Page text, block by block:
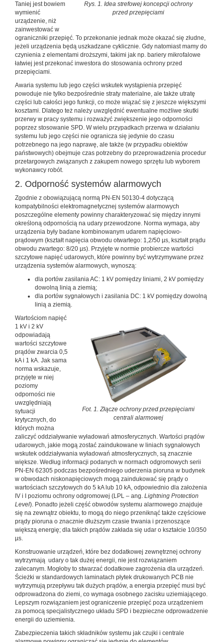
Rys. 1. Idea strefowej koncepcji ochrony
przed przepięciami
Taniej jest bowiem
wymienić
urządzenie, niż
zainwestować w
ograniczniki przepięć. To przekonanie jednak może okazać się złudne,
jeżeli urządzenia będą uszkadzane cyklicznie. Gdy natomiast mamy do
czynienia z elementami droższymi, takimi jak np. bariery mikrofalowe
łatwiej jest przekonać inwestora do stosowania ochrony przed
przepięciami.
Awaria systemu lub jego części wskutek wystąpienia przepięć
powoduje nie tylko bezpośrednie straty materialne, ale także utratę
części lub całości jego funkcji, co może wiązać się z jeszcze większymi
kosztami. Dlatego też należy uwzględnić ewentualne możliwe skutki
przerwy w pracy systemu i rozważyć zwiększenie jego odporności
poprzez stosowanie SPD. W wielu przypadkach przerwa w działaniu
systemu lub jego części nie ogranicza się jedynie do czasu
potrzebnego na jego naprawę, ale także (w przypadku obiektów
państwowych) obejmuje czas potrzebny do przeprowadzenia procedur
przetargowych związanych z zakupem nowego sprzętu lub wyborem
wykonawcy robót.
2. Odporność systemów alarmowych
Zgodnie z obowiązującą normą PN-EN 50130-4 dotyczącą
kompatybilności elektromagnetycznej systemów alarmowych
poszczególne elementy powinny charakteryzować się między innymi
określoną odpornością na udary przewodzone. Norma wymaga, aby
urządzenia były badane kombinowanym udarem napięciowo-
prądowym (kształt napięcia obwodu otwartego: 1,2/50 µs, kształt prądu
obwodu zwartego: 8/20 µs). Przyjęte w normie probiercze wartości
szczytowe napięć udarowych, które powinny być wytrzymywane przez
urządzenia systemów alarmowych, wynoszą:
dla portów zasilania AC: 1 kV pomiędzy liniami, 2 kV pomiędzy
dowolną linią a ziemią;
dla portów sygnałowych i zasilania DC: 1 kV pomiędzy dowolną
linią a ziemią.
Fot. 1. Złącze ochrony przed przepięciami
centrali alarmowej
Wartościom napięć
1 kV i 2 kV
odpowiadają
wartości szczytowe
prądów zwarcia 0,5
kA i 1 kA. Jak sama
norma wskazuje,
przyjęte w niej
poziomy
odporności nie
uwzględniają
sytuacji
krytycznych, do
których można
zaliczyć oddziaływanie wyładowań atmosferycznych. Wartości prądów
udarowych, jakie mogą zostać zaindukowane w liniach sygnałowych
wskutek oddziaływania wyładowań atmosferycznych, są znacznie
większe. Według informacji podanych w normach odgromowych serii
PN-EN 62305 podczas bezpośredniego uderzenia pioruna w budynek
w obwodach niskonapięciowych mogą zaindukować się prądy o
wartościach szczytowych do 5 kA lub 10 kA, odpowiednio dla założenia
IV i I poziomu ochrony odgromowej (LPL – ang. Lightning Protection
Level). Ponadto jeżeli część obwodów systemu alarmowego znajduje
się na zewnątrz obiektu, to mogą do niego przeniknąć także częściowe
prądy pioruna o znacznie dłuższym czasie trwania i przenoszące
większą energię; dla takich prądów zakłada się udar o kształcie 10/350
µs.
Konstruowanie urządzeń, które bez dodatkowej zewnętrznej ochrony
wytrzymają udary o tak dużej energii, nie jest rozwiązaniem
zalecanym. Mogłoby to stwarzać dodatkowe zagrożenia dla urządzeń.
Ścieżki w standardowych laminatach płytek drukowanych PCB nie
wytrzymują przepływu tak dużych prądów, a energia przepięć musi być
odprowadzona do ziemi, co wymaga osobnego zacisku uziemiającego.
Lepszym rozwiązaniem jest ograniczenie przepięć poza urządzeniem
za pomocą specjalistycznego układu SPD i bezpieczne odprowadzenie
energii do uziemienia.
Zabezpieczenia takich składników systemu jak czujki i centrale